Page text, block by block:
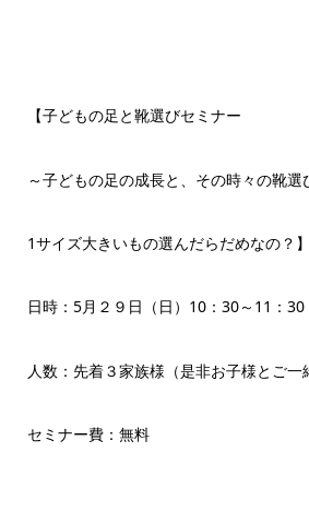
【子どもの足と靴選びセミナー
～子どもの足の成長と、その時々の靴選
1サイズ大きいもの選んだらだめなの？】
日時：5月２９日（日）10：30～11：30
人数：先着３家族様（是非お子様とご一
セミナー費：無料